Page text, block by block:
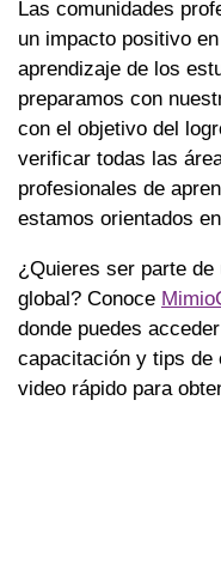
Las comunidades
un impacto positivo
aprendizaje de los
preparamos con
con el objetivo del
verificar todas las
profesionales de
estamos orientados
¿Quieres ser parte de
global? Conoce
donde puedes
capacitación y tips de
video rápido para